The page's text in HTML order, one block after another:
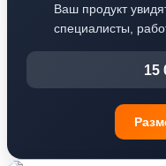
Ваш продукт
специалисты,
15